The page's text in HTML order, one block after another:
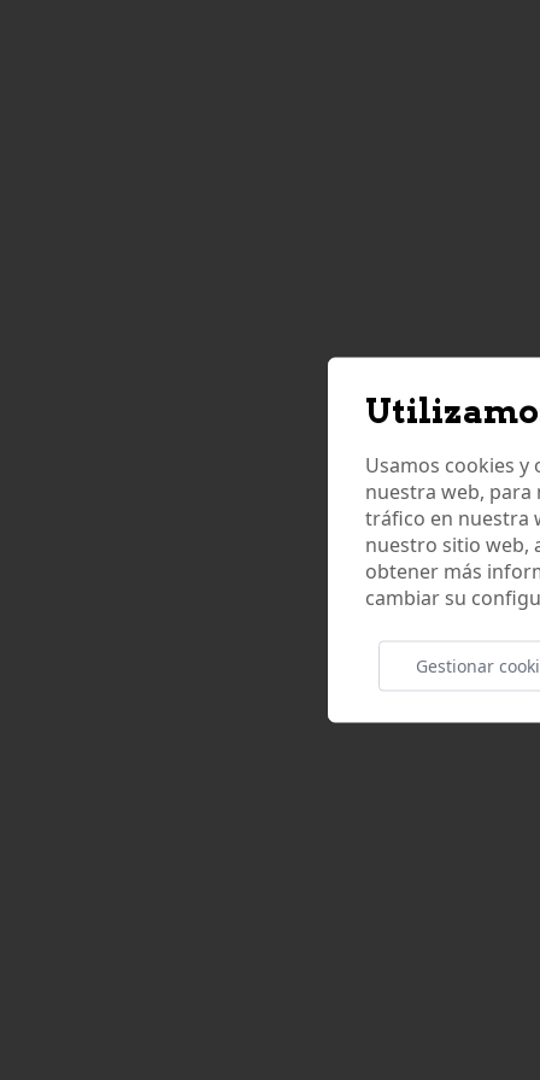
Usamos cookies
nuestra web, para
tráfico en nuestra
nuestro sitio web,
obtener más
cambiar su
Gestionar